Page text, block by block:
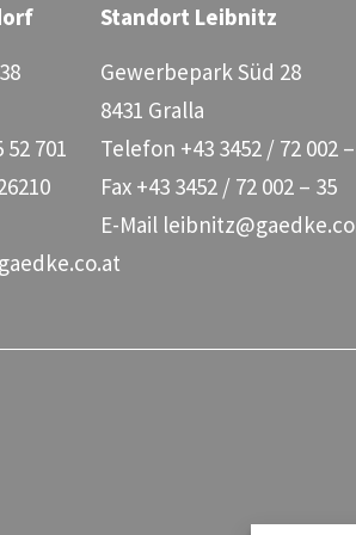
52 701
Standort Leibnitz
Gewerbepark Süd 28
8431 Gralla
Telefon +43 3452 / 72 002
Fax +43 3452 / 72 002 – 35
E-Mail